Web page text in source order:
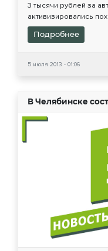
3 тысячи рублей за
активизировались
Подробнее
5 июля 2013 - 01:06
В Челябинске